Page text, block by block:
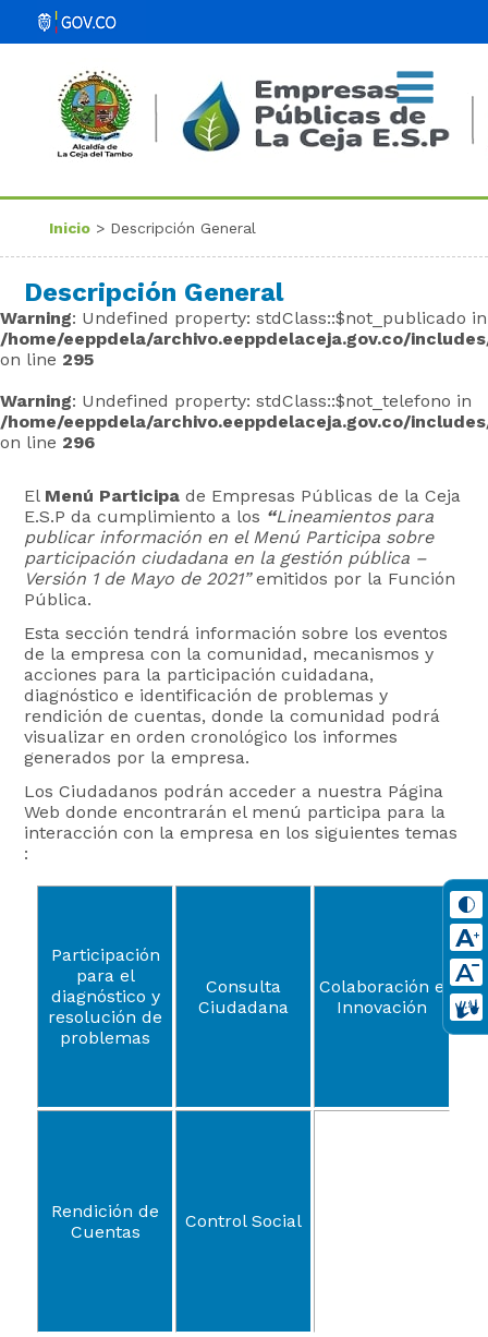
Inicio> Descripción General
Descripción General
Warning: Undefined property: stdClass::$not_publicado in
/home/eeppdela/archivo.eeppdelaceja.gov.co/
on line 295
Warning: Undefined property: stdClass::$not_telefono in
/home/eeppdela/archivo.eeppdelaceja.gov.co/
on line 296
El Menú Participa de Empresas Públicas de la Ceja
E.S.P da cumplimiento a los “Lineamientos para
publicar información en el Menú Participa sobre
participación ciudadana en la gestión pública –
Versión 1 de Mayo de 2021”emitidos por la Función
Pública.
Esta sección tendrá información sobre los eventos
de la empresa con la comunidad, mecanismos y
acciones para la participación cuidadana,
diagnóstico e identificación de problemas y
rendición de cuentas, donde la comunidad podrá
visualizar en orden cronológico los informes
generados por la empresa.
Los Ciudadanos podrán acceder a nuestra Página
Web donde encontrarán el menú participa para la
interacción con la empresa en los siguientes temas
:
Participación
para el
diagnóstico y
resolución de
problemas
Consulta
Ciudadana
Colaboración e
Innovación
Rendición de
Cuentas
Control Social